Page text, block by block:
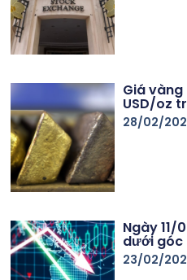
Giá vàng
USD/oz
28/02/
Ngày 11/
dưới góc
23/02/